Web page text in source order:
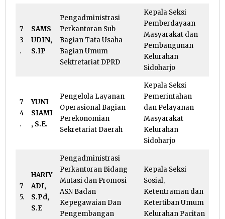
7
3
.
SAMS
UDIN,
S.IP
Pengadministrasi
Perkantoran Sub
Bagian Tata Usaha
Bagian Umum
Sektretariat DPRD
Kepala Seksi
Pemberdayaan
Masyarakat dan
Pembangunan
Kelurahan
Sidoharjo
7
4
.
YUNI
SIAMI
, S.E.
Pengelola Layanan
Operasional Bagian
Perekonomian
Sekretariat Daerah
Kepala Seksi
Pemerintahan
dan Pelayanan
Masyarakat
Kelurahan
Sidoharjo
7
5.
HARIY
ADI,
S.Pd,
S.E
Pengadministrasi
Perkantoran Bidang
Mutasi dan Promosi
ASN Badan
Kepegawaian Dan
Pengembangan
Kepala Seksi
Sosial,
Ketentraman dan
Ketertiban Umum
Kelurahan Pacitan